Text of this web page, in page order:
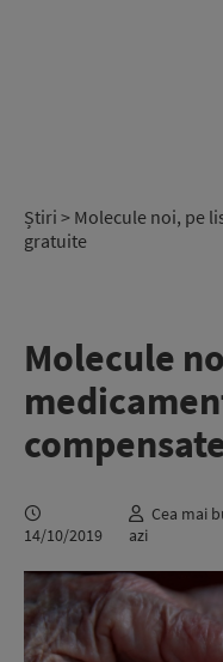
Știri > Molecule noi, pe
gratuite
Molecule
14/10/2019
Cea mai
azi